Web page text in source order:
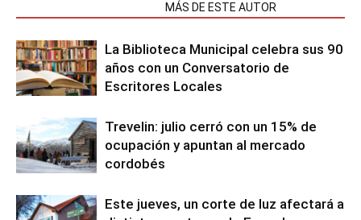
MÁS DE ESTE AUTOR
La Biblioteca Municipal celebra sus 90
años con un Conversatorio de
Escritores Locales
Trevelin: julio cerró con un 15% de
ocupación y apuntan al mercado
cordobés
Este jueves, un corte de luz afectará a